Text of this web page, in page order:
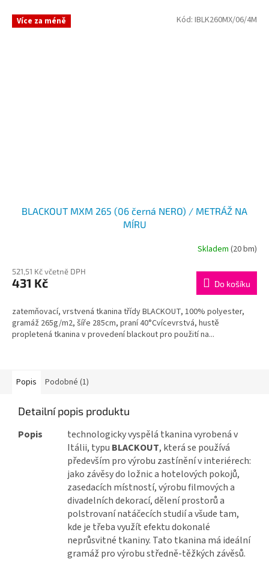
Více za méně
BLACKOUT MXM 265 (06 černá NERO) / METRÁŽ NA
MÍRU
Skladem (20 bm)
521,51 Kč včetně DPH
431 Kč Do košíku
zatemňovací, vrstvená tkanina třídy BLACKOUT, 100% polyester,
gramáž 265g/m2, šíře 285cm, praní 40°Cvícevrstvá, hustě
propletená tkanina v provedení blackout pro použití na...
Kód: IBLK260MX/06/4M
Popis Podobné (1)
Detailní popis produktu
Popis
technologicky vyspělá tkanina vyrobená v
Itálii, typu BLACKOUT, která se používá
především pro výrobu zastínění v interiérech:
jako závěsy do ložnic a hotelových pokojů,
zasedacích místností, výrobu filmových a
divadelních dekorací, dělení prostorů a
polstrovaní natáčecích studií a všude tam,
kde je třeba využít efektu dokonalé
neprůsvitné tkaniny. Tato tkanina má ideální
gramáž pro výrobu středně-těžkých závěsů.